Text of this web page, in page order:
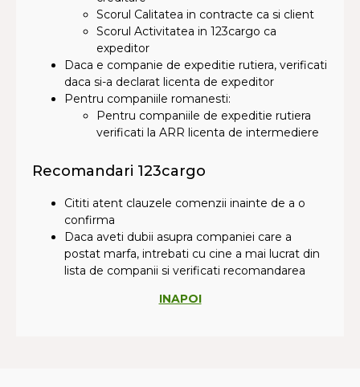
Scorul Calitatea in contracte ca si client
Scorul Activitatea in 123cargo ca
expeditor
Daca e companie de expeditie rutiera, verificati
daca si-a declarat licenta de expeditor
Pentru companiile romanesti:
Pentru companiile de expeditie rutiera
verificati la ARR licenta de intermediere
Recomandari 123cargo
Cititi atent clauzele comenzii inainte de a o
confirma
Daca aveti dubii asupra companiei care a
postat marfa, intrebati cu cine a mai lucrat din
lista de companii si verificati recomandarea
INAPOI